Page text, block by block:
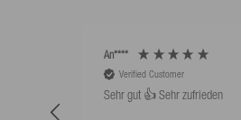
An****
Verified Customer
Sehr gut 👍 Sehr zufrieden